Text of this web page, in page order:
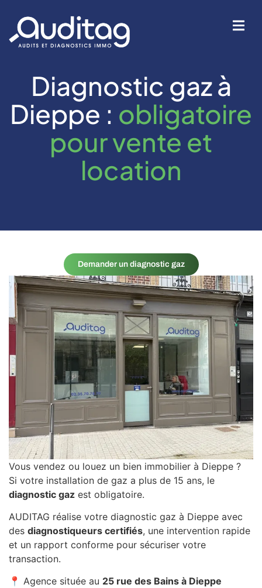
Diagnostic gaz à
Dieppe : obligatoire
pour vente et
location
Demander un diagnostic gaz
Vous vendez ou louez un bien immobilier à Dieppe ?
Si votre installation de gaz a plus de 15 ans, le
diagnostic gaz est obligatoire.
AUDITAG réalise votre diagnostic gaz à Dieppe avec
des diagnostiqueurs certifiés, une intervention rapide
et un rapport conforme pour sécuriser votre
transaction.
📍 Agence située au 25 rue des Bains à Dieppe